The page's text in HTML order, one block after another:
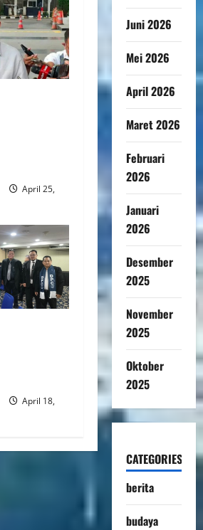
April 25,
April 18,
Juni 2026
Mei 2026
April 2026
Maret 2026
Februari
2026
Januari
2026
Desember
2025
November
2025
Oktober
2025
CATEGORIES
berita
budaya